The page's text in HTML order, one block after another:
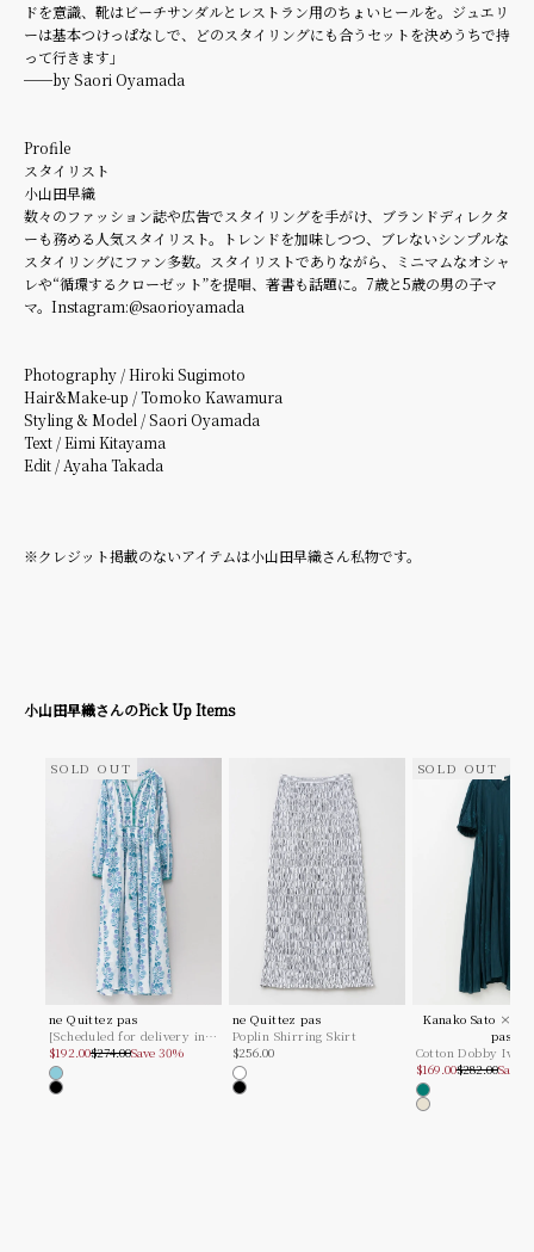
ドを意識、靴はビーチサンダルとレストラン用のちょいヒールを。ジュエリ
ーは基本つけっぱなしで、どのスタイリングにも合うセットを決めうちで持
って行きます」
──by Saori Oyamada
Profile
スタイリスト
小山田早織
数々のファッション誌や広告でスタイリングを手がけ、ブランドディレクタ
ーも務める人気スタイリスト。トレンドを加味しつつ、ブレないシンプルな
スタイリングにファン多数。スタイリストでありながら、ミニマムなオシャ
レや“循環するクローゼット”を提唱、著書も話題に。7歳と5歳の男の子マ
マ。Instagram:@saorioyamada
Photography / Hiroki Sugimoto
Hair&Make-up / Tomoko Kawamura
Styling & Model / Saori Oyamada
Text / Eimi Kitayama
Edit / Ayaha Takada
※クレジット掲載のないアイテムは小山田早織さん私物です。
小山田早織さんのPick Up Items
SOLD OUT
ne Quittez pas
[Scheduled for delivery in
mid-April] Cotton Jacquard
Annabelle Print Shirring
Dress
Sale price
$192.00Regular price
$274.00Save 30%
Turquoise
Black
ne Quittez pas
Poplin Shirring Skirt
Sale price
$256.00
White
Black
SOLD OUT
Kanako Sato ×
pas
Cotton Dobby Ivy
Embroidery Dress
Sale price
$169.00Regular price
$282.00Save
Green
Ecru